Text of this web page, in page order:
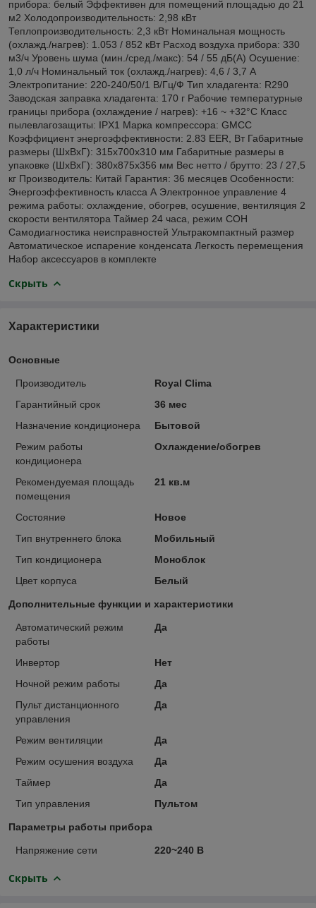
прибора: белый Эффективен для помещений площадью до 21
м2 Холодопроизводительность: 2,98 кВт
Теплопроизводительность: 2,3 кВт Номинальная мощность
(охлажд./нагрев): 1.053 / 852 кВт Расход воздуха прибора: 330
м3/ч Уровень шума (мин./сред./макс): 54 / 55 дБ(А) Осушение:
1,0 л/ч Номинальный ток (охлажд./нагрев): 4,6 / 3,7 А
Электропитание: 220-240/50/1 В/Гц/Ф Тип хладагента: R290
Заводская заправка хладагента: 170 г Рабочие температурные
границы прибора (охлаждение / нагрев): +16 ~ +32°C Класс
пылевлагозащиты: IPX1 Марка компрессора: GMCC
Коэффициент энергоэффективности: 2.83 EER, Вт Габаритные
размеры (ШxВxГ): 315x700x310 мм Габаритные размеры в
упаковке (ШxВxГ): 380x875x356 мм Вес нетто / брутто: 23 / 27,5
кг Производитель: Китай Гарантия: 36 месяцев Особенности:
Энергоэффективность класса А Электронное управление 4
режима работы: охлаждение, обогрев, осушение, вентиляция 2
скорости вентилятора Таймер 24 часа, режим СОН
Самодиагностика неисправностей Ультракомпактный размер
Автоматическое испарение конденсата Легкость перемещения
Набор аксессуаров в комплекте
Скрыть
Характеристики
Основные
Производитель
Royal Clima
Гарантийный срок
36 мес
Назначение кондиционера
Бытовой
Режим работы
кондиционера
Охлаждение/обогрев
Рекомендуемая площадь
помещения
21 кв.м
Состояние
Новое
Тип внутреннего блока
Мобильный
Тип кондиционера
Моноблок
Цвет корпуса
Белый
Дополнительные функции и характеристики
Автоматический режим
работы
Да
Инвертор
Нет
Ночной режим работы
Да
Пульт дистанционного
управления
Да
Режим вентиляции
Да
Режим осушения воздуха
Да
Таймер
Да
Тип управления
Пультом
Параметры работы прибора
Напряжение сети 220~240 В
Скрыть